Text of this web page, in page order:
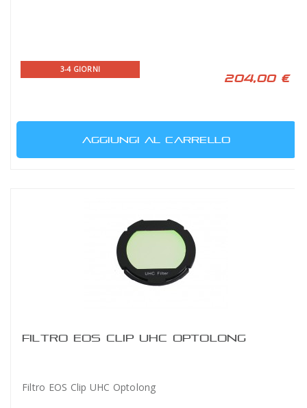
3-4 GIORNI
204,00 €
AGGIUNGI AL CARRELLO
FILTRO EOS CLIP UHC OPTOLONG
Filtro EOS Clip UHC Optolong